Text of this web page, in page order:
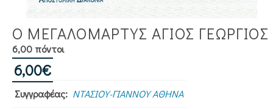
Ο ΜΕΓΑΛΟΜΑΡΤΥΣ ΑΓΙΟΣ ΓΕΩΡΓΙΟΣ
6,00 πόντοι
6,00€
Συγγραφέας: ΝΤΑΣΙΟΥ-ΓΙΑΝΝΟΥ ΑΘΗΝΑ